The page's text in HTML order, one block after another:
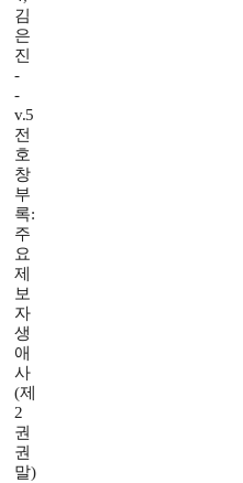
김
은
진
-
-
v.5
전
호
창
부
록:
주
요
제
보
자
생
애
사
(제
2
권
권
말)